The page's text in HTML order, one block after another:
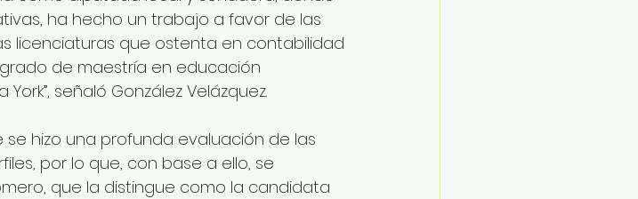
ha hecho un trabajo a favor de las
licenciaturas que ostenta en contabilidad
de maestría en educación
señaló González Velázquez.
se hizo una profunda evaluación de las
por lo que, con base a ello, se
que la distingue como la candidata